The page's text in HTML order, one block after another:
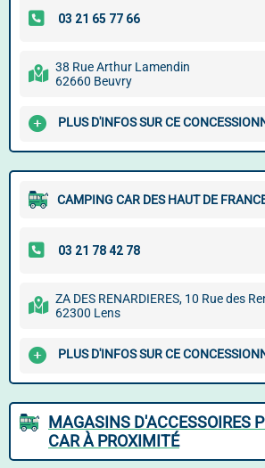
38 Rue Arthur Lamendin
62660 Beuvry
PLUS D'INFOS SUR CE
CAMPING CAR DES HAUT DE
ZA DES RENARDIERES, 10 Rue des
62300 Lens
PLUS D'INFOS SUR CE
MAGASINS D'ACCESSOIRES
CAR À PROXIMITÉ